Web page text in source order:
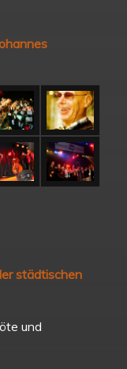
städtischen
und